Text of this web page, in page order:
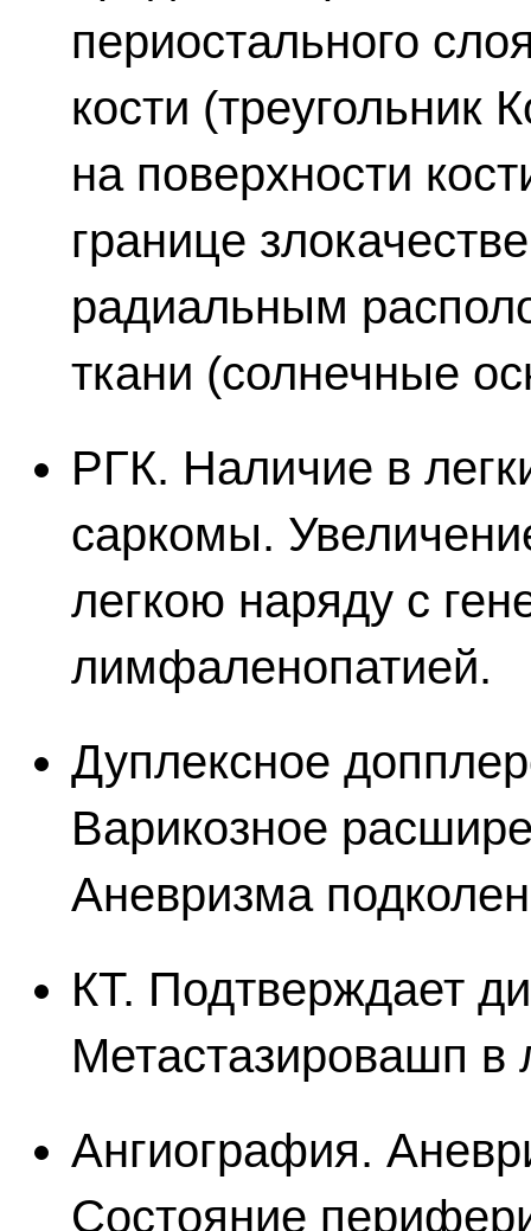
периостального
кости (треугольник
на поверхности
границе
радиальным
ткани (солнечные
РГК. Наличие в
саркомы.
легкою наряду с
лимфаленопатией.
Дуплексное
Варикозное
Аневризма
КТ. Подтверждает
Метастазировашп в
Ангиография.
Состояние